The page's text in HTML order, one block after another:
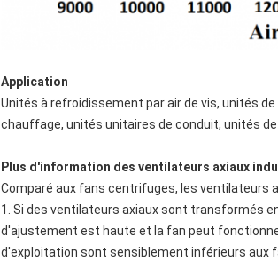
Application
Unités à refroidissement par air de vis, unités
chauffage, unités unitaires de conduit, unités
Plus d'information des ventilateurs axiaux
Comparé aux fans centrifuges, les ventilateurs
1. Si des ventilateurs axiaux sont transformés
d'ajustement est haute et la fan peut
d'exploitation sont sensiblement inférieurs aux